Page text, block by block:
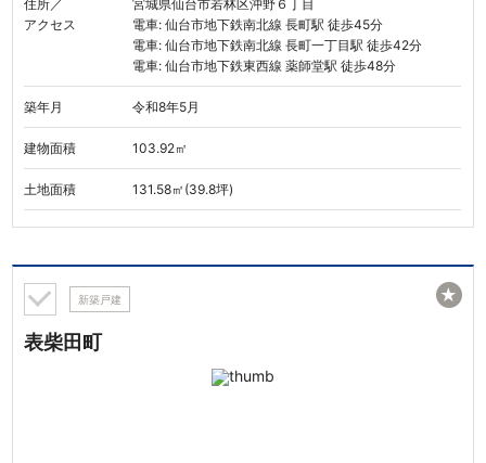
住所／
アクセス
宮城県仙台市若林区沖野６丁目
電車: 仙台市地下鉄南北線 長町駅 徒歩45分
電車: 仙台市地下鉄南北線 長町一丁目駅 徒歩42分
電車: 仙台市地下鉄東西線 薬師堂駅 徒歩48分
築年月 令和8年5月
建物面積 103.92㎡
土地面積 131.58㎡(39.8坪)
新築戸建
表柴田町
★